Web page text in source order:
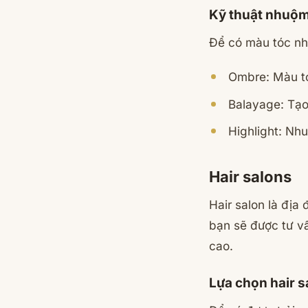
Kỹ thuật
Để có màu tóc
Ombre: Màu
Balayage:
Highlight:
Hair salons
Hair salon là địa
bạn sẽ được tư
cao.
Lựa chọn hair